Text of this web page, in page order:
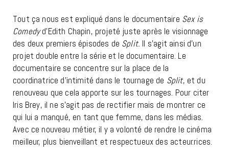
Tout ça nous est expliqué dans le documentaire Sex is
Comedyd’Edith Chapin, projeté juste après le visionnage
des deux premiers épisodes de Split. Il s’agit ainsi d’un
projet double entre la série et le documentaire. Le
documentaire se concentre sur la place de la
coordinatrice d’intimité dans le tournage de Split, et du
renouveau que cela apporte sur les tournages. Pour citer
Iris Brey, il ne s’agit pas de rectifier mais de montrer ce
qui lui a manqué, en tant que femme, dans les médias.
Avec ce nouveau métier, il y a volonté de rendre le cinéma
meilleur, plus bienveillant et respectueux des acteur.rices.